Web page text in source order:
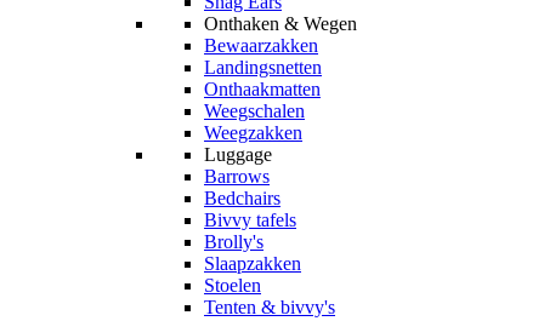
Onthaken & Wegen
Bewaarzakken
Landingsnetten
Onthaakmatten
Weegschalen
Weegzakken
Luggage
Barrows
Bedchairs
Bivvy tafels
Brolly's
Slaapzakken
Stoelen
Tenten & bivvy's